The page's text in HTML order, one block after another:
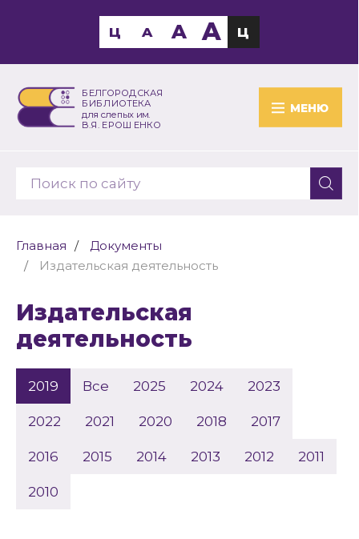
БЕЛГОРОДСКАЯ
БИБЛИОТЕКА
для слепых им.
В.Я. ЕРОШЕНКО
МЕНЮ
Ц A A A Ц
Главная
Документы
Издательская деятельность
Издательская
деятельность
Все 2025 2024 2023
2022 2021 2020
2019
2018 2017
2016 2015 2014 2013 2012 2011
2010